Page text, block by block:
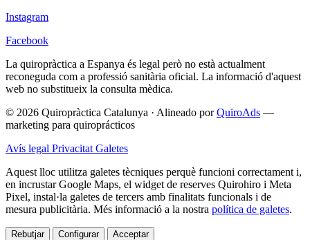
Instagram
Facebook
La quiropràctica a Espanya és legal però no està actualment
reconeguda com a professió sanitària oficial. La informació d'aquest
web no substitueix la consulta mèdica.
© 2026 Quiropràctica Catalunya · Alineado porQuiroAds —
marketing para quiroprácticos
Avís legal Privacitat Galetes
Aquest lloc utilitza galetes tècniques perquè funcioni correctament i,
en incrustar Google Maps, el widget de reserves Quirohiro i Meta
Pixel, instal·la galetes de tercers amb finalitats funcionals i de
mesura publicitària. Més informació a la nostra política de galetes.
Rebutjar Configurar Acceptar